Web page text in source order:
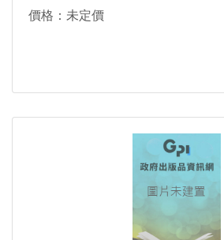
價格：未定價